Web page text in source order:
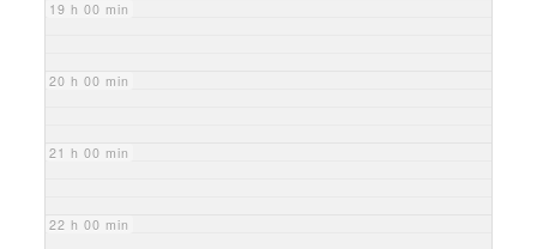
19 h 00 min
20 h 00 min
21 h 00 min
22 h 00 min